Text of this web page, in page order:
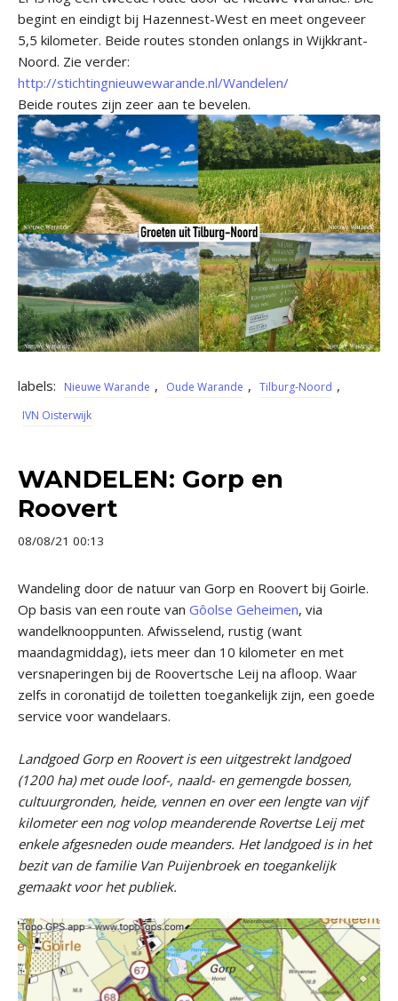
begint en eindigt bij Hazennest-West en meet ongeveer
5,5 kilometer. Beide routes stonden onlangs in Wijkkrant-
Noord. Zie verder:
http://stichtingnieuwewarande.nl/Wandelen/
Beide routes zijn zeer aan te bevelen.
labels: Nieuwe Warande , Oude Warande , Tilburg-Noord ,
IVN Oisterwijk
WANDELEN: Gorp en
Roovert
08/08/21 00:13
Wandeling door de natuur van Gorp en Roovert bij Goirle.
Op basis van een route van Gôolse Geheimen, via
wandelknooppunten. Afwisselend, rustig (want
maandagmiddag), iets meer dan 10 kilometer en met
versnaperingen bij de Roovertsche Leij na afloop. Waar
zelfs in coronatijd de toiletten toegankelijk zijn, een goede
service voor wandelaars.
Landgoed Gorp en Roovert is een uitgestrekt landgoed
(1200 ha) met oude loof-, naald- en gemengde bossen,
cultuurgronden, heide, vennen en over een lengte van vijf
kilometer een nog volop meanderende Rovertse Leij met
enkele afgesneden oude meanders. Het landgoed is in het
bezit van de familie Van Puijenbroek en toegankelijk
gemaakt voor het publiek.